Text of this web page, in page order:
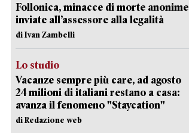
Follonica, minacce di morte anonime
inviate all’assessore alla legalità
di Ivan Zambelli
Lo studio
Vacanze sempre più care, ad agosto
24 milioni di italiani restano a casa:
avanza il fenomeno "Staycation"
di Redazione web